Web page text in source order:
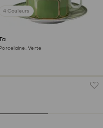
4 Couleurs
avec soucoupe Signum
Porcelaine, Verte